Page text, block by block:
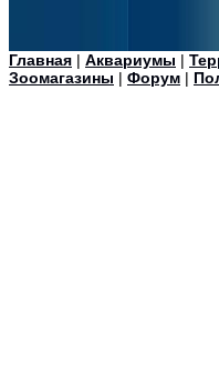
Главная | Аквариумы |
Зоомагазины | Форум |